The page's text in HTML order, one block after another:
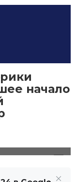
начало